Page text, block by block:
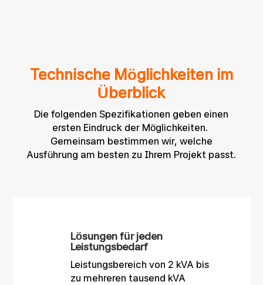
Technische Möglichkeiten im
Überblick
Die folgenden Spezifikationen geben einen
ersten Eindruck der Möglichkeiten.
Gemeinsam bestimmen wir, welche
Ausführung am besten zu Ihrem Projekt passt.
Lösungen für jeden
Leistungsbedarf
Leistungsbereich von 2 kVA bis
zu mehreren tausend kVA